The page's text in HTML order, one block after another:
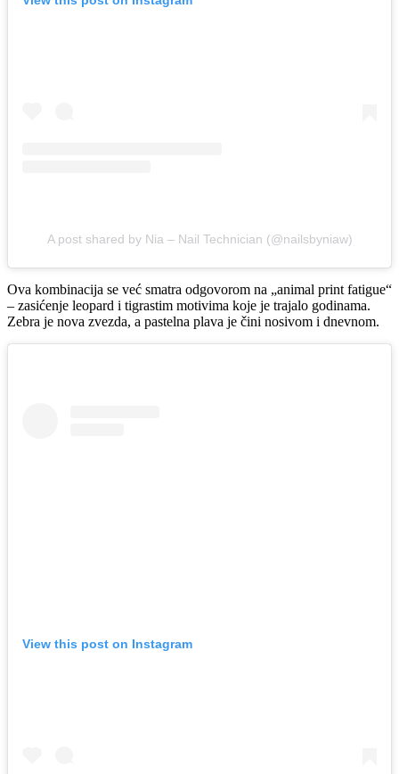
A post shared by Nia – Nail Technician (@nailsbyniaw)
Ova kombinacija se već smatra odgovorom na „animal print fatigue“
– zasićenje leopard i tigrastim motivima koje je trajalo godinama.
Zebra je nova zvezda, a pastelna plava je čini nosivom i dnevnom.
View this post on Instagram